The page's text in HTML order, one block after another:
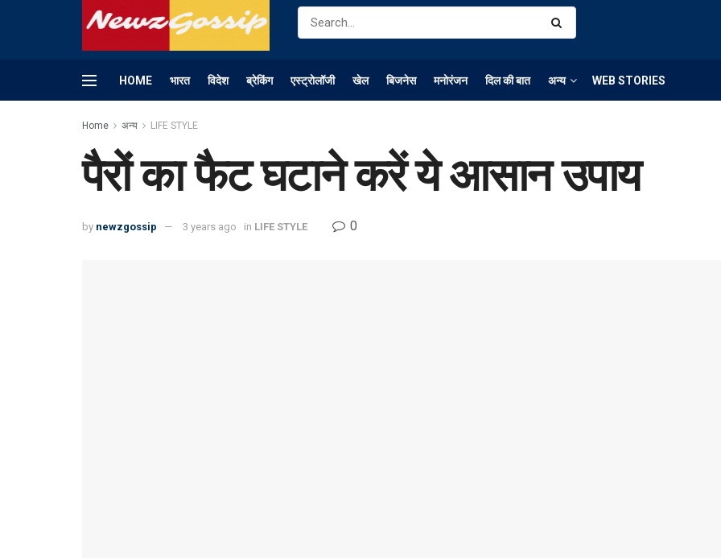
HOME भारत विदेश ब्रेकिंग एस्ट्रोलॉजी खेल बिजनेस मनोरंजन दिल की बात अन्य WEB STORIES
Home अन्य LIFE STYLE
पैरों का फैट घटाने करें ये आसान उपाय
by newzgossip 3 years ago in LIFE STYLE 0